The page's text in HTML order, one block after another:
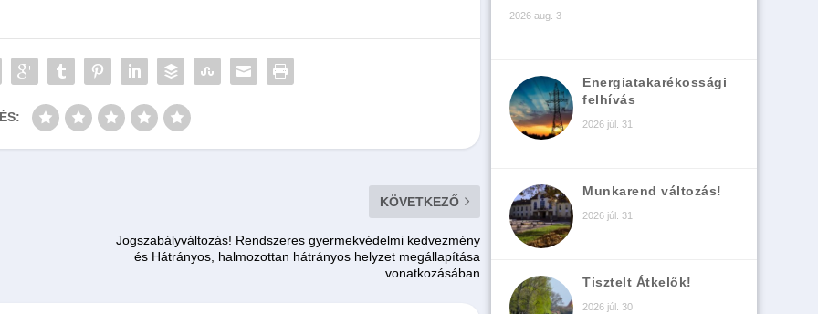
KÖVETKEZŐ
Jogszabályváltozás! Rendszeres gyermekvédelmi kedvezmény
és Hátrányos, halmozottan hátrányos helyzet megállapítása
vonatkozásában
2026 aug. 3
Energiatakarékossági
felhívás
2026 júl. 31
Munkarend változás!
2026 júl. 31
Tisztelt Átkelők!
2026 júl. 30